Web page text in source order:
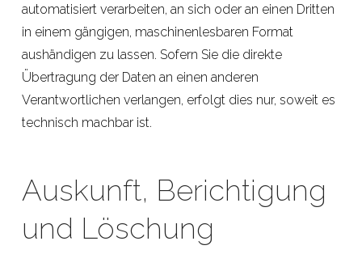
automatisiert verarbeiten, an sich oder an einen Dritten
in einem gängigen, maschinenlesbaren Format
aushändigen zu lassen. Sofern Sie die direkte
Übertragung der Daten an einen anderen
Verantwortlichen verlangen, erfolgt dies nur, soweit es
technisch machbar ist.
Auskunft, Berichtigung
und Löschung